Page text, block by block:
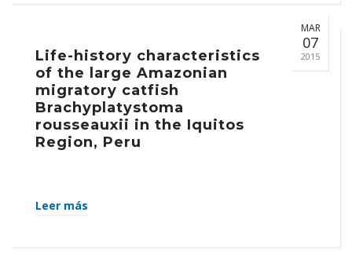
MAR
07
2015
Life-history characteristics
of the large Amazonian
migratory catfish
Brachyplatystoma
rousseauxii in the Iquitos
Region, Peru
Leer más